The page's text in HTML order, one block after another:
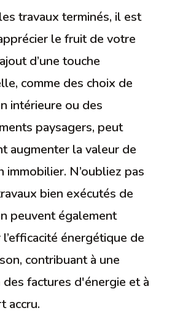
travaux terminés, il est
le fruit de votre
d’une touche
comme des choix de
intérieure ou des
paysagers, peut
augmenter la valeur de
immobilier. N’oubliez pas
bien exécutés de
peuvent également
énergétique de
contribuant à une
factures d'énergie et à
accru.